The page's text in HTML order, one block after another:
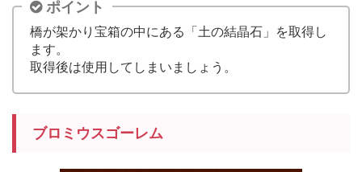
ポイント
橋が架かり宝箱の中にある「土の結晶石」を取得し
ます。
取得後は使用してしまいましょう。
ブロミウスゴーレム